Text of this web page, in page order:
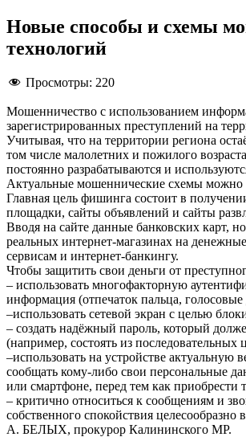
Новые способы и схемы
технологий
Просмотры: 220
Мошенничество с использованием
зарегистрированных преступлений на
Учитывая, что на территории региона
том числе малолетних и пожилого
постоянно разрабатываются и
Актуальные мошеннические схемы можно
Главная цель фишинга состоит в
площадки, сайты объявлений и сайты
Вводя на сайте данные банковских карт,
реальных интернет-магазинах на
сервисам и интернет-банкингу.
Чтобы защитить свои деньги от
– использовать многофакторную
информация (отпечаток пальца,
–использовать сетевой экран с целью
– создать надёжный пароль, который
(например, состоять из
–использовать на устройстве
сообщать кому-либо свои персональные
или смартфоне, перед тем как приобрести
– критично относиться к сообщениям и
собственного спокойствия целесообразно
А. БЕЛЫХ, прокурор Калининского МР.